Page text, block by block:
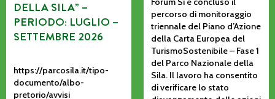
DELLA SILA” –
PERIODO: LUGLIO –
SETTEMBRE 2026
https://parcosila.it/tipo-
documento/albo-
pretorio/avvisi
percorso di monitoraggio
triennale del Piano d’Azione
della Carta Europea del
TurismoSostenibile – Fase 1
del Parco Nazionale della
Sila. Il lavoro ha consentito
di verificare lo stato